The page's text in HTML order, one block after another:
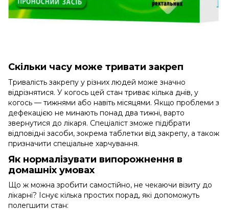
Скільки часу може тривати закреп
Тривалість закрепу у різних людей може значно
відрізнятися. У когось цей стан триває кілька днів, у
когось — тижнями або навіть місяцями. Якщо проблеми з
дефекацією не минають понад два тижні, варто
звернутися до лікаря. Спеціаліст зможе підібрати
відповідні засоби, зокрема таблетки від закрепу, а також
призначити спеціальне харчування.
Як нормалізувати випорожнення в
домашніх умовах
Що ж можна зробити самостійно, не чекаючи візиту до
лікарні? Існує кілька простих порад, які допоможуть
полегшити стан: